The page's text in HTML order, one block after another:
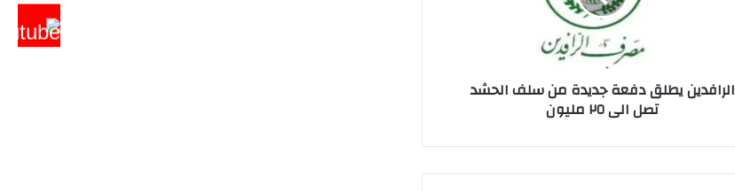
الرافدين يطلق دفعة جديدة من سلف الحشد
تصل الى ٢٥ مليون